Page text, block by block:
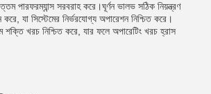
পারফরম্যান্স সরবরাহ করে।ঘূর্ণন ভালভ সঠিক নিয়ন্ত্রণ
করে, যা সিস্টেমের নির্ভরযোগ্য অপারেশন নিশ্চিত করে।
খরচ নিশ্চিত করে, যার ফলে অপারেটিং খরচ হ্রাস